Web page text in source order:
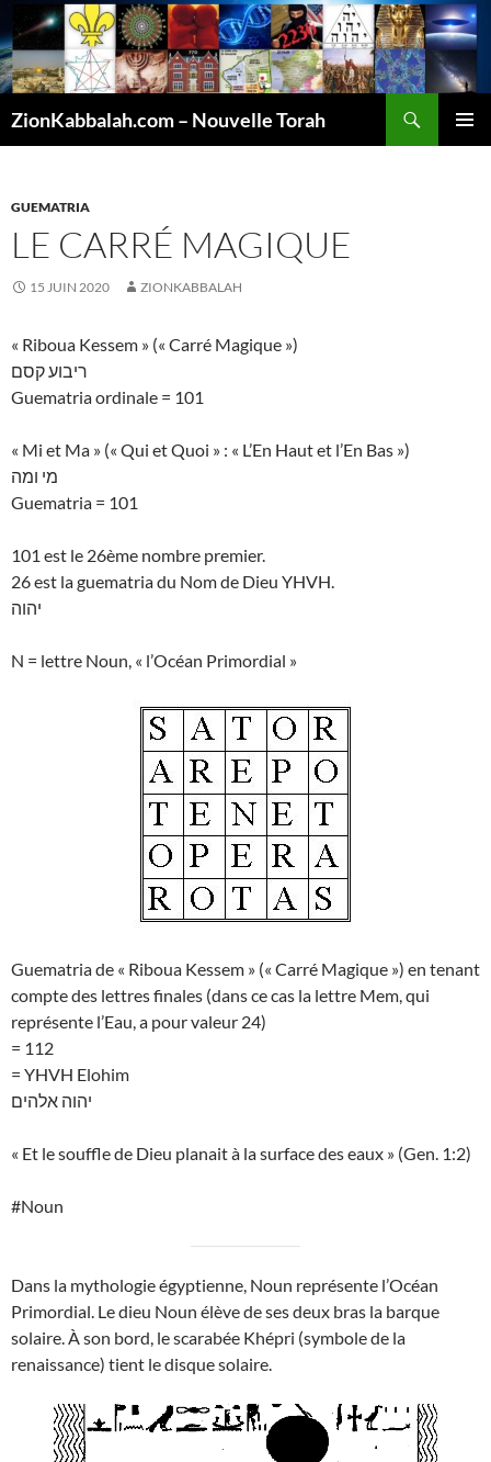
ZionKabbalah.com – Nouvelle Torah
GUEMATRIA
LE CARRÉ MAGIQUE
15 JUIN 2020 ZIONKABBALAH
« Riboua Kessem » (« Carré Magique »)
ריבוע קסם
Guematria ordinale = 101
« Mi et Ma » (« Qui et Quoi » : « L’En Haut et l’En Bas »)
מי ומה
Guematria = 101
101 est le 26ème nombre premier.
26 est la guematria du Nom de Dieu YHVH.
יהוה
N = lettre Noun, « l’Océan Primordial »
Guematria de « Riboua Kessem » (« Carré Magique ») en tenant
compte des lettres finales (dans ce cas la lettre Mem, qui
représente l’Eau, a pour valeur 24)
= 112
= YHVH Elohim
יהוה אלהים
« Et le souffle de Dieu planait à la surface des eaux » (Gen. 1:2)
#Noun
Dans la mythologie égyptienne, Noun représente l’Océan
Primordial. Le dieu Noun élève de ses deux bras la barque
solaire. À son bord, le scarabée Khépri (symbole de la
renaissance) tient le disque solaire.